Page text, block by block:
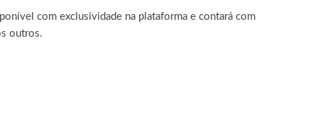
com exclusividade na plataforma e contará com
outros.